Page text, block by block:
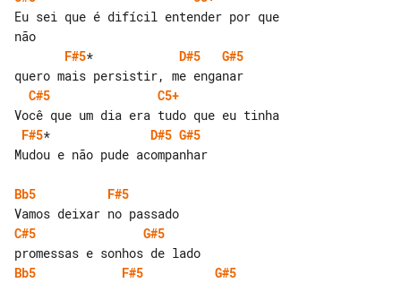
Eu sei que é difícil entender por que
F#5* D#5
G#5
C#5
C5+
F#5* D#5 G#5
Mudou e não pude acompanhar
Bb5
F#5
C#5
G#5
Bb5
F#5
G#5